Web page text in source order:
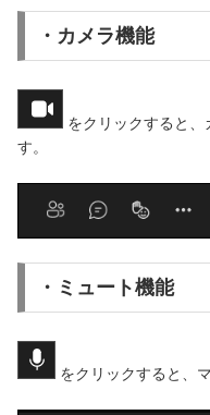
・カメラ機能
をクリックすると、
す。
・ミュート機能
をクリックすると、